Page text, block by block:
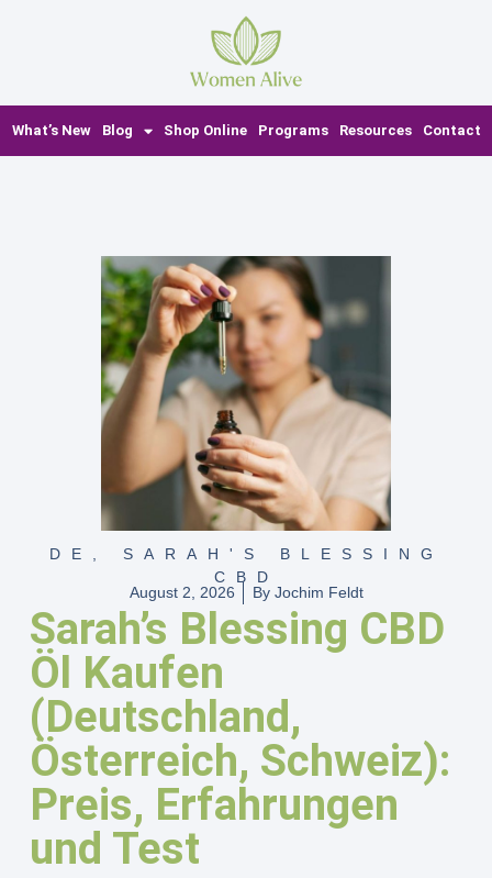
What’s New Blog Shop Online Programs Resources Contact
DE , SARAH'S BLESSING
CBD
August 2, 2026
ByJochim Feldt
Sarah’s Blessing CBD
Öl Kaufen
(Deutschland,
Österreich, Schweiz):
Preis, Erfahrungen
und Test